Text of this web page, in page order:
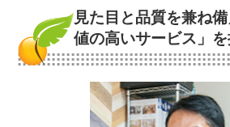
見た目と品質を兼ね
値の高いサービス」